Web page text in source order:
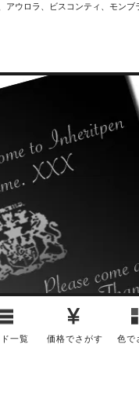
ウロラ、ビスコンティ、モン
一覧 価格でさがす 色で